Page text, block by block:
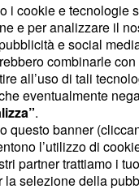
un amico di
non a caso ha
tenuto alcune
ha visto
artisti come
band, gli
i cookie e tecnologie
e per analizzare il
e social
combinarle
all’uso di tali
eventualmente
.
questo banner
l’utilizzo di
partner trattiamo i
la selezione della